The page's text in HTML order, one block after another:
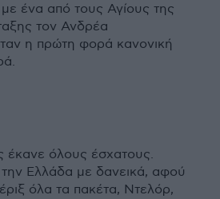
ένα από τους Αγίους της
τον Ανδρέα
η πρώτη φορά κανονική
έκανε όλους έσχατους.
Ελλάδα με δανεικά, αφού
όλα τα πακέτα, Ντελόρ,